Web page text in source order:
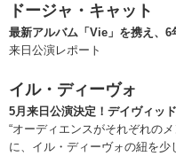
ドージャ・キャット
最新アルバム「Vie」を携え、6
来日公演レポート
イル・ディーヴォ
5月来日公演決定！デイヴィッ
“オーディエンスがそれぞれの
に、イル・ディーヴォの紐を少